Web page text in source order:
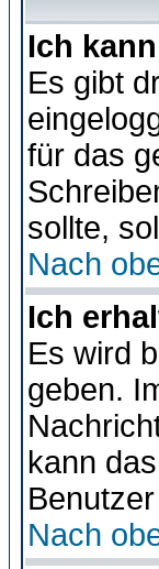
Ich
Es gibt
für das
sollte,
Nach
Ich
Es wird
geben.
kann
Nach